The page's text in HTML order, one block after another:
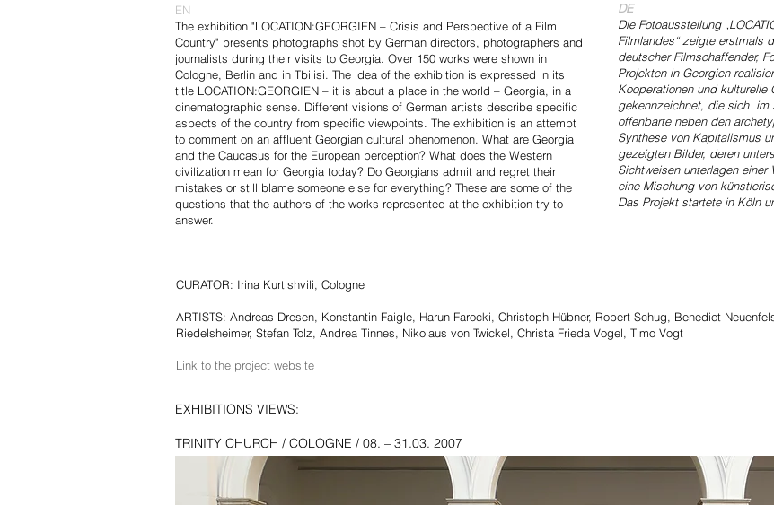
EN
The exhibition "LOCATION:GEORGIEN – Crisis and Perspective of a Film
Country" presents photographs shot by German directors, photographers and
journalists during their visits to Georgia. Over 150 works were shown in
Cologne, Berlin and in Tbilisi. The idea of the exhibition is expressed in its
title LOCATION:GEORGIEN – it is about a place in the world – Georgia, in a
cinematographic sense. Different visions of German artists describe specific
aspects of the country from specific viewpoints. The exhibition is an attempt
to comment on an affluent Georgian cultural phenomenon. What are Georgia
and the Caucasus for the European perception? What does the Western
civilization mean for Georgia today? Do Georgians admit and regret their
mistakes or still blame someone else for everything? These are some of the
questions that the authors of the works represented at the exhibition try to
answer.
DE
Die Fotoausstellung
Filmlandes“ zeigte erstmals
deutscher Filmschaffender,
Projekten in Georgien
Kooperationen und kulturelle
gekennzeichnet, die sich im
offenbarte neben den
Synthese von Kapitalismus
gezeigten Bilder, deren
Sichtweisen unterlagen
eine Mischung von
Das Projekt startete in Köln
CURATOR: Irina Kurtishvili, Cologne
ARTISTS: Andreas Dresen, Konstantin Faigle, Harun Farocki, Christoph Hübner, Robert Schug, Benedict
Riedelsheimer, Stefan Tolz, Andrea Tinnes, Nikolaus von Twickel, Christa Frieda Vogel, Timo Vogt
Link to the project website
EXHIBITIONS VIEWS:
TRINITY CHURCH / COLOGNE / 08. – 31.03. 2007